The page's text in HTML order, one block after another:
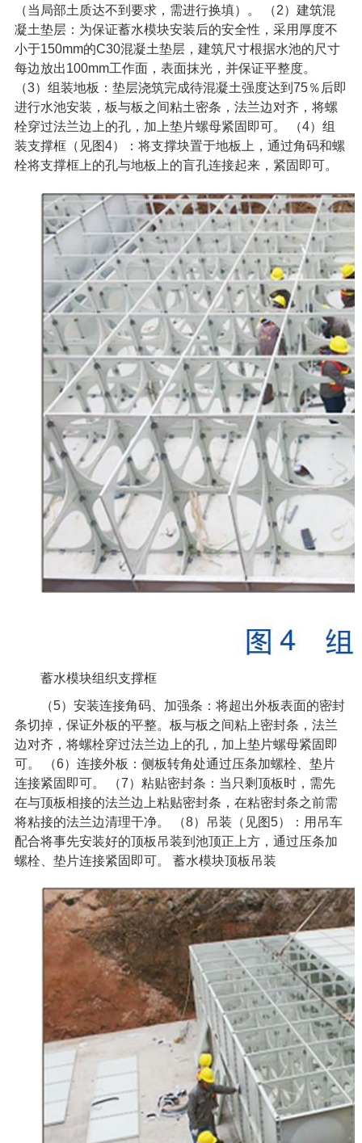
（当局部土质达不到要求，需进行换填）。
（2）建筑混
凝土垫层：为保证蓄水模块安装后的安全性，采用厚度不
小于150mm的C30混凝土垫层，建筑尺寸根据水池的尺寸
每边放出100mm工作面，表面抹光，并保证平整度。
（3）组装地板：垫层浇筑完成待混凝土强度达到 75％后即
进行水池安装，板与板之间粘土密条，法兰边对齐，将螺
栓穿过法兰边上的孔，加上垫片螺母紧固即可。
（4）组
装支撑框（见图4）：将支撑块置于地板上，通过角码和螺
栓将支撑框上的孔与地板上的盲孔连接起来，紧固即可。
蓄水模块组织支撑框
（5）安装连接角码、加强条：将超出外板表面的密封
条切掉，保证外板的平整。板与板之间粘上密封条，法兰
边对齐，将螺栓穿过法兰边上的孔，加上垫片螺母紧固即
可。
（6）连接外板：侧板转角处通过压条加螺栓、垫片
连接紧固即可。
（7）粘贴密封条：当只剩顶板时，需先
在与顶板相接的法兰边上粘贴密封条，在粘密封条之前需
将粘接的法兰边清理干净。
（8）吊装（见图5）：用吊车
配合将事先安装好的顶板吊装到池顶正上方，通过压条加
螺栓、垫片连接紧固即可。
蓄水模块顶板吊装